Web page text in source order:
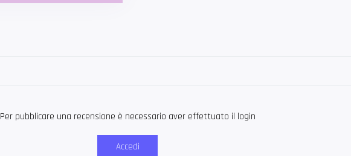
Per pubblicare una recensione è necessario aver effettuato il login
Accedi